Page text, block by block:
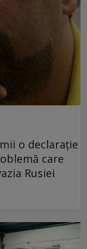
o declarație
care
Rusiei